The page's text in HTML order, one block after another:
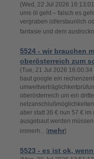
(Wed, 22 Jul 2026
ums öl geht – falsch es
vergraben ist!erstaunlich
fantasie und dem
5524 - wir brauchen
oberösterreich zum
(Tue, 21 Jul 2026
baut google ein
oberösterreich um ein
aber statt 36 € nun 57 € im
ausgebaut werden
immerh... [mehr]
5523 - es ist ok,